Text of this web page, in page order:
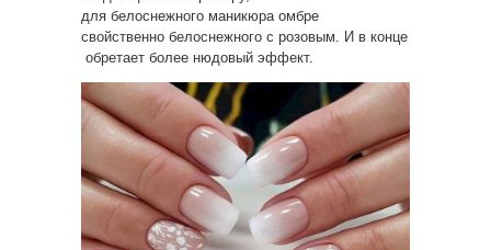
для белоснежного маникюра омбре
свойственно белоснежного с розовым. И в конце
обретает более нюдовый эффект.